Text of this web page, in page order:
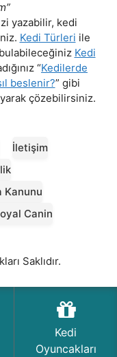
yazabilir, kedi
Kedi Türleri ile
Kedi
“Kedilerde
beslenir?” gibi
çözebilirsiniz.
İletişim
Kanunu
Canin
Saklıdır.
Kedi
Oyuncakları